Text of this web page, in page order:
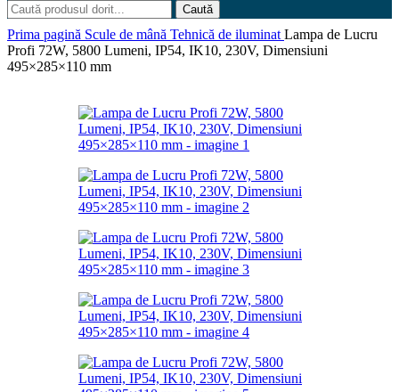
Caută
Prima pagină Scule de mână Tehnică de iluminat Lampa de Lucru
Profi 72W, 5800 Lumeni, IP54, IK10, 230V, Dimensiuni
495×285×110 mm